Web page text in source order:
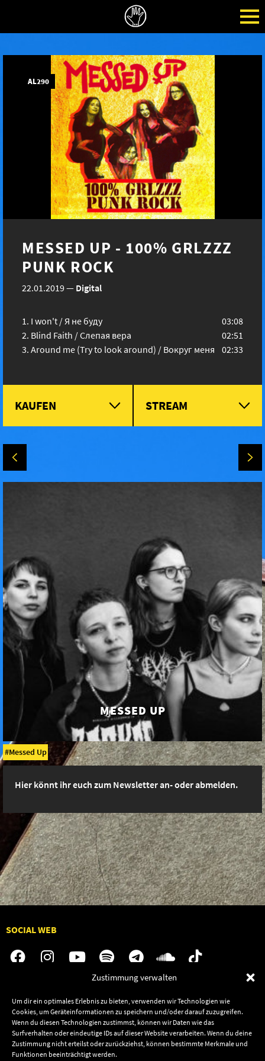
Zustimmung verwalten
Um dir ein optimales Erlebnis zu bieten, verwenden wir Technologien wie
Cookies, um Geräteinformationen zu speichern und/oder darauf zuzugreifen.
Wenn du diesen Technologien zustimmst, können wir Daten wie das
Surfverhalten oder eindeutige IDs auf dieser Website verarbeiten. Wenn du deine
Zustimmung nicht erteilst oder zurückziehst, können bestimmte Merkmale und
Funktionen beeinträchtigt werden.
AL290
MESSED UP - 100% GRLZZZ
PUNK ROCK
22.01.2019— Digital
I won't / Я не буду
03:08
Blind Faith / Слепая вера
02:51
Around me (Try to look around) / Вокруг меня
02:33
KAUFEN STREAM
MESSED UP
Messed Up
Hier könnt ihr euch zum Newsletter an- oder abmelden.
SOCIAL WEB
Audiolith
News
Artists
Releases
Kontakt
Termine
Shop